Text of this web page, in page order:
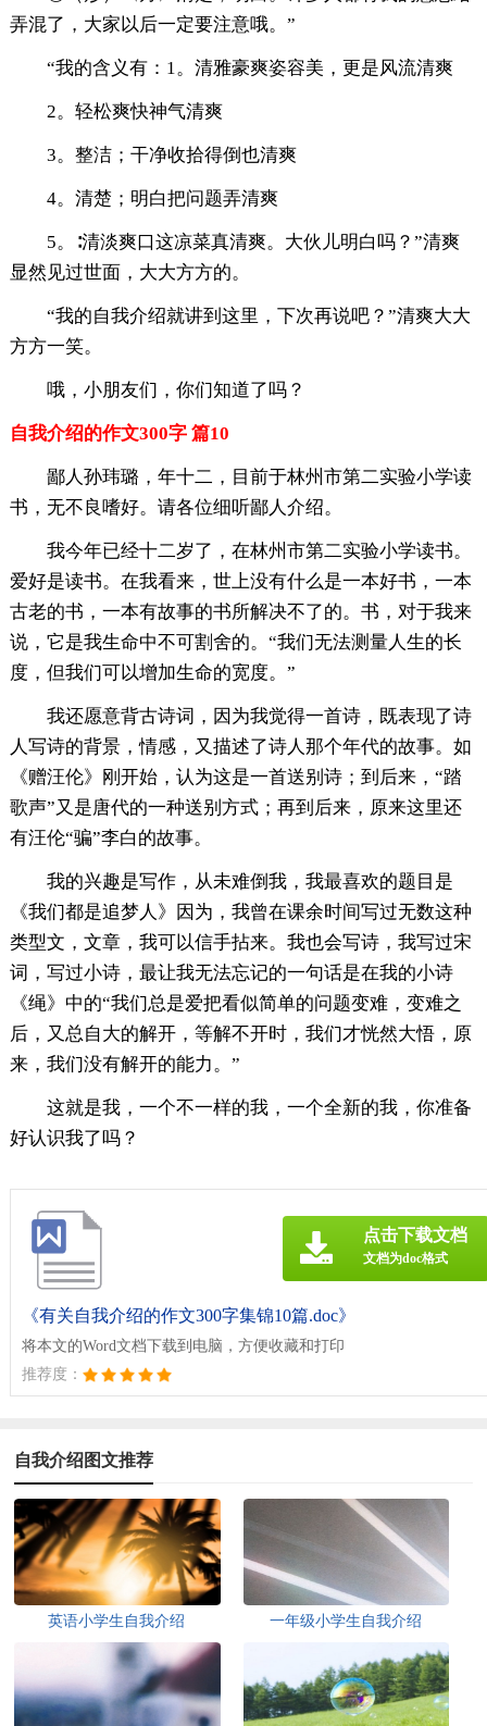
弄混了，大家以后一定要注意哦。”
“我的含义有：1。清雅豪爽姿容美，更是风流清爽
2。轻松爽快神气清爽
3。整洁；干净收拾得倒也清爽
4。清楚；明白把问题弄清爽
5。∶清淡爽口这凉菜真清爽。大伙儿明白吗？”清爽
显然见过世面，大大方方的。
“我的自我介绍就讲到这里，下次再说吧？”清爽大大
方方一笑。
哦，小朋友们，你们知道了吗？
自我介绍的作文300字 篇10
鄙人孙玮璐，年十二，目前于林州市第二实验小学读
书，无不良嗜好。请各位细听鄙人介绍。
我今年已经十二岁了，在林州市第二实验小学读书。
爱好是读书。在我看来，世上没有什么是一本好书，一本
古老的书，一本有故事的书所解决不了的。书，对于我来
说，它是我生命中不可割舍的。“我们无法测量人生的长
度，但我们可以增加生命的宽度。”
我还愿意背古诗词，因为我觉得一首诗，既表现了诗
人写诗的背景，情感，又描述了诗人那个年代的故事。如
《赠汪伦》刚开始，认为这是一首送别诗；到后来，“踏
歌声”又是唐代的一种送别方式；再到后来，原来这里还
有汪伦“骗”李白的故事。
我的兴趣是写作，从未难倒我，我最喜欢的题目是
《我们都是追梦人》因为，我曾在课余时间写过无数这种
类型文，文章，我可以信手拈来。我也会写诗，我写过宋
词，写过小诗，最让我无法忘记的一句话是在我的小诗
《绳》中的“我们总是爱把看似简单的问题变难，变难之
后，又总自大的解开，等解不开时，我们才恍然大悟，原
来，我们没有解开的能力。”
这就是我，一个不一样的我，一个全新的我，你准备
好认识我了吗？
《有关自我介绍的作文300字集锦10篇.doc》
将本文的Word文档下载到电脑，方便收藏和打印
推荐度：
点击下载文档
文档为doc格式
自我介绍图文推荐
英语小学生自我介绍 一年级小学生自我介绍